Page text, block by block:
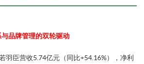
品牌管理的双轮驱动​
羽臣营收5.74亿元（同比+54.16%），净利